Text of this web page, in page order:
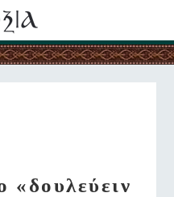
«δουλεύειν